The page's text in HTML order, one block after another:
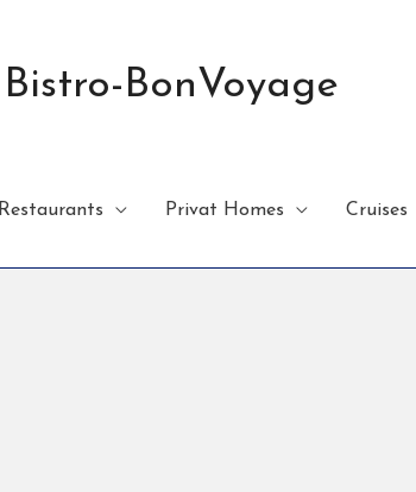
Bistro-BonVoyage
Restaurants Privat Homes Cruises